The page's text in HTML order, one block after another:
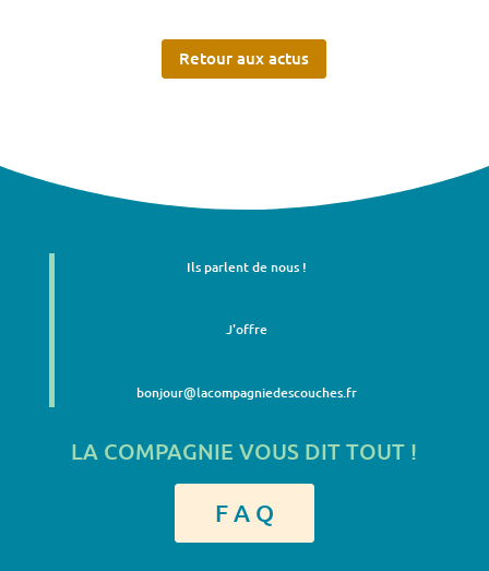
Retour aux actus
Ils parlent de nous !
J'offre
bonjour@lacompagniedescouches.fr
LA COMPAGNIE VOUS DIT TOUT !
F A Q